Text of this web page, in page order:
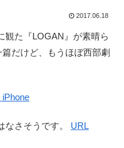
2017.06.18
観た『LOGAN』が素晴ら
篇だけど、もうほぼ西部劇
iPhone
なさそうです。 URL